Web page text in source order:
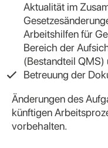
Aktualität im
Arbeitshilfen für
Bereich der
(Bestandteil QMS)
Betreuung der
Änderungen des
künftigen
vorbehalten.